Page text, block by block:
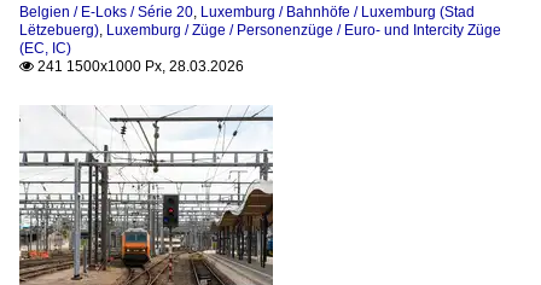
Belgien / E-Loks / Série 20, Luxemburg / Bahnhöfe / Luxemburg (Stad
Lëtzebuerg), Luxemburg / Züge / Personenzüge / Euro- und Intercity Züge
(EC, IC)
 241 1500x1000 Px, 28.03.2026